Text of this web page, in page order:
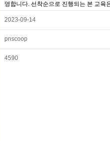
영합니다. 선착순으로 진행되는 본 교육
2023-09-14
pnscoop
4590